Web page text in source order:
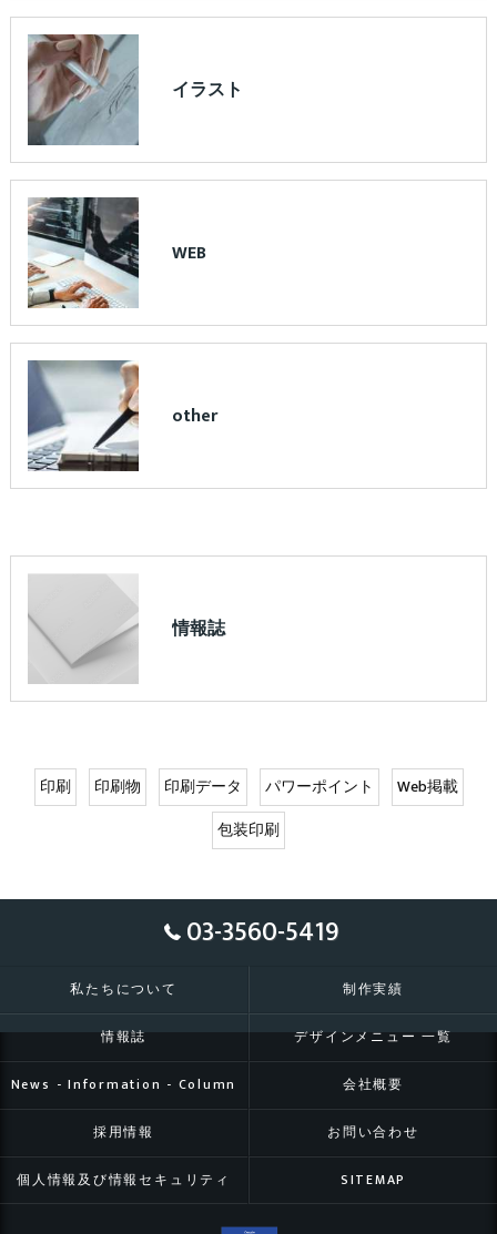
イラスト
WEB
other
情報誌
印刷 印刷物 印刷データ パワーポイント
Web掲載
包装印刷
03-3560-5419
私たちについて 制作実績
情報誌 デザインメニュー 一覧
News - Information - Column 会社概要
採用情報 お問い合わせ
個人情報及び情報セキュリティ SITEMAP